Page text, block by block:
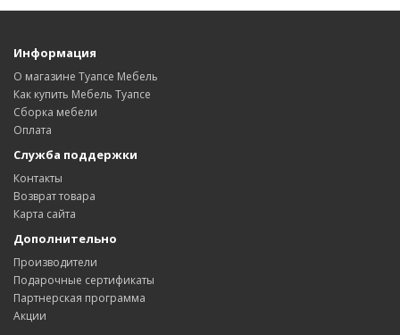
Информация
О магазине Туапсе Мебель
Как купить Мебель Туапсе
Сборка мебели
Оплата
Служба поддержки
Контакты
Возврат товара
Карта сайта
Дополнительно
Производители
Подарочные сертификаты
Партнерская программа
Акции